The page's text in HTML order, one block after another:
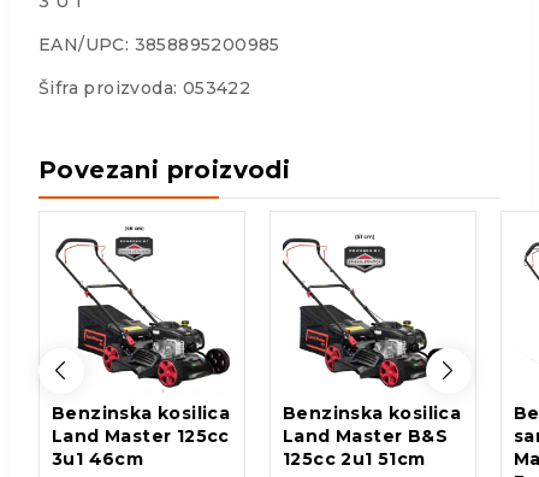
EAN/UPC: 3858895200985
Šifra proizvoda: 053422
Povezani proizvodi
Benzinska kosilica
Land Master 125cc
3u1 46cm
Benzinska kosilica
Land Master B&S
125cc 2u1 51cm